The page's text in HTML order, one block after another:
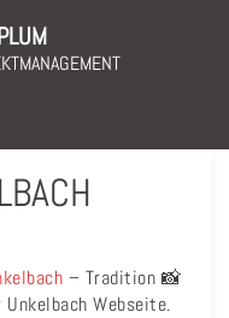
– Tradition 📸
Webseite.